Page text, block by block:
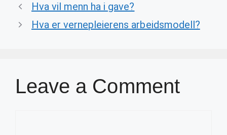
Hva vil menn ha i gave?
Hva er vernepleierens arbeidsmodell?
Leave a Comment